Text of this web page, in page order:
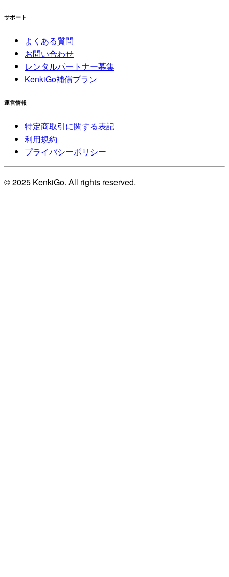
サポート
よくある質問
お問い合わせ
レンタルパートナー募集
KenkiGo補償プラン
運営情報
特定商取引に関する表記
利用規約
プライバシーポリシー
© 2025 KenkiGo. All rights reserved.